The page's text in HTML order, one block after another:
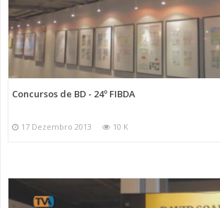
Concursos de BD - 24º FIBDA
17 Dezembro 2013 10 K